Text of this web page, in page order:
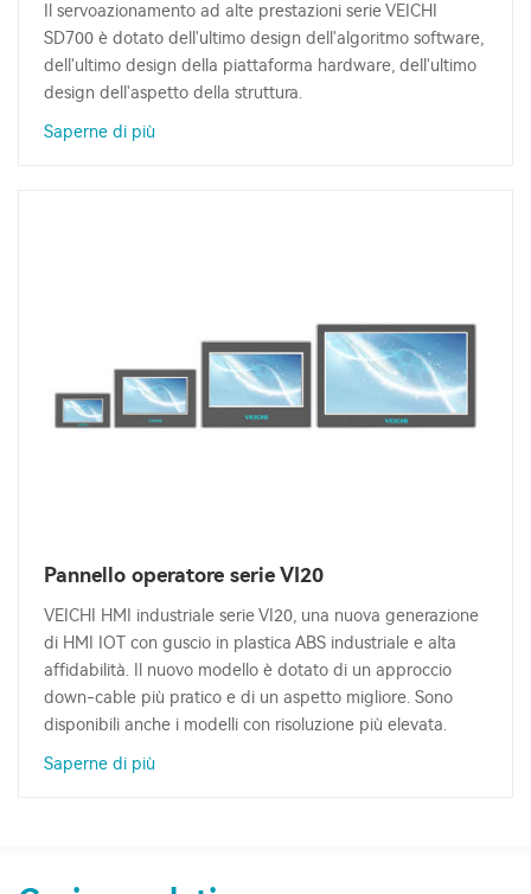
Il servoazionamento ad alte prestazioni serie VEICHI
SD700 è dotato dell'ultimo design dell'algoritmo software,
dell'ultimo design della piattaforma hardware, dell'ultimo
design dell'aspetto della struttura.
Saperne di più
Pannello operatore serie VI20
VEICHI HMI industriale serie VI20, una nuova generazione
di HMI IOT con guscio in plastica ABS industriale e alta
affidabilità. Il nuovo modello è dotato di un approccio
down-cable più pratico e di un aspetto migliore. Sono
disponibili anche i modelli con risoluzione più elevata.
Saperne di più